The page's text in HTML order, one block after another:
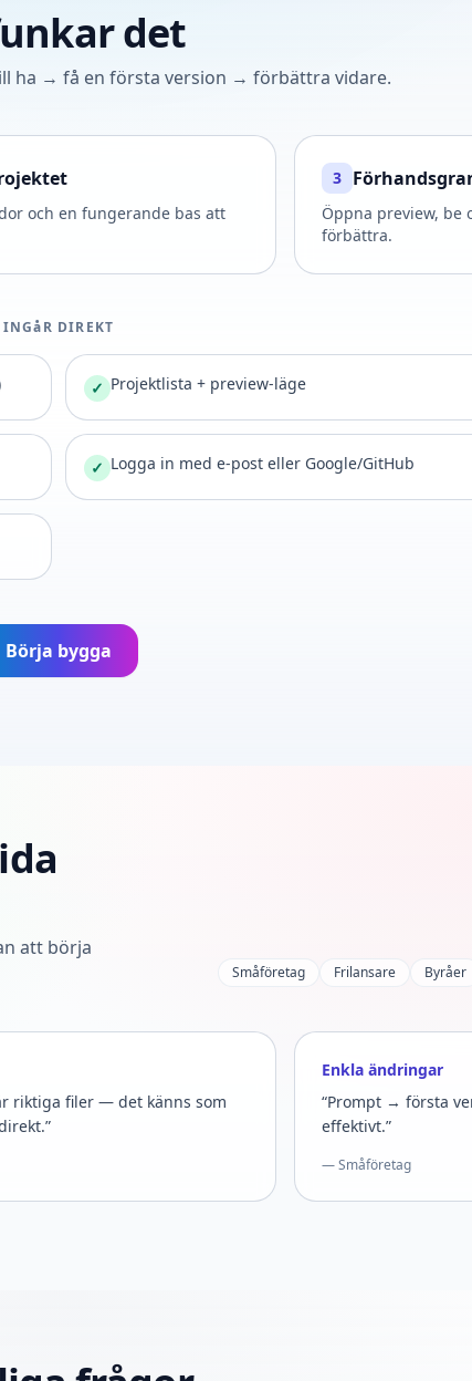
det
ha → få en första version → förbättra vidare.
och en fungerande bas att
3
Öppna preview, be
förbättra.
INGåR DIREKT
✓ Projektlista + preview-läge
✓ Logga in med e-post eller Google/GitHub
Börja bygga
att börja
Småföretag Frilansare Byråer
riktiga filer — det känns som
Enkla ändringar
“Prompt → första
effektivt.”
— Småföretag